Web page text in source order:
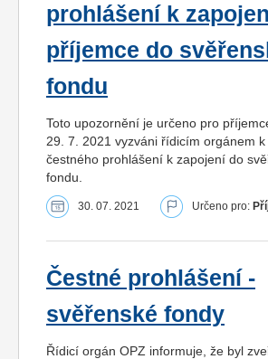
prohlášení k
příjemce do
fondu
Toto upozornění je určeno pro
29. 7. 2021 vyzváni řídicím orgánem
čestného prohlášení k zapojení do
fondu.
30. 07. 2021 Určeno pro:
Čestné prohlášení -
svěřenské fondy
Řídicí orgán OPZ informuje, že byl